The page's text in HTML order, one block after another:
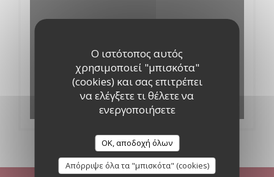
Ο ιστότοπος αυτός
χρησιμοποιεί "μπισκότα"
(cookies) και σας επιτρέπει
να ελέγξετε τι θέλετε να
ενεργοποιήσετε
OK, αποδοχή όλων
Απόρριψε όλα τα "μπισκότα" (cookies)